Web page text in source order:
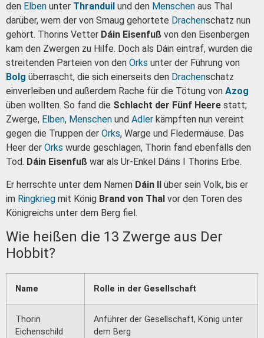
den Elben unter Thranduil und den Menschen aus Thal
darüber, wem der von Smaug gehortete Drachenschatz nun
gehört. Thorins Vetter Dáin Eisenfuß von den Eisenbergen
kam den Zwergen zu Hilfe. Doch als Dáin eintraf, wurden die
streitenden Parteien von den Orks unter der Führung von
Bolg überrascht, die sich einerseits den Drachenschatz
einverleiben und außerdem Rache für die Tötung von Azog
üben wollten. So fand die Schlacht der Fünf Heere statt;
Zwerge, Elben, Menschen und Adler kämpften nun vereint
gegen die Truppen der Orks, Warge und Fledermäuse. Das
Heer der Orks wurde geschlagen, Thorin fand ebenfalls den
Tod. Dáin Eisenfuß war als Ur-Enkel Dáins I Thorins Erbe.
Er herrschte unter dem Namen Dáin II über sein Volk, bis er
im Ringkrieg mit König Brand von Thal vor den Toren des
Königreichs unter dem Berg fiel.
Wie heißen die 13 Zwerge aus Der
Hobbit?
Name Rolle in der Gesellschaft
Thorin
Eichenschild
Anführer der Gesellschaft, König unter
dem Berg